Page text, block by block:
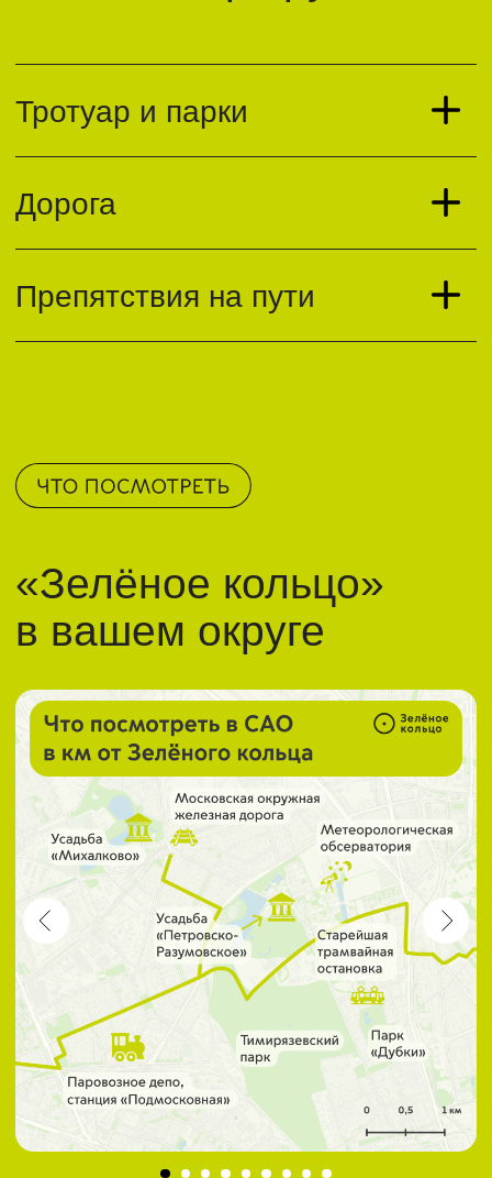
В парках находятся обустроенные
Совмещённое движение 30 км/ч
автотранспорта ограничена. Движение
велосипедистов по краю проезжей части
и ремонтные стойки.
Наверх